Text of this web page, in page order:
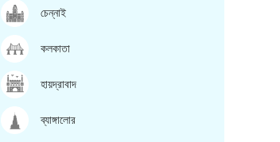
চেন্নাই
কলকাতা
হায়দ্রাবাদ
ব্যাঙ্গালোর